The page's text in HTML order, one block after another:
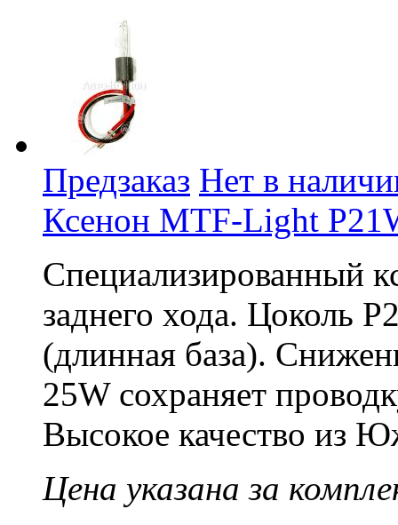
Предзаказ Нет в
Ксенон MTF-Light
Специализированный
заднего хода. Цоколь
(длинная база).
25W сохраняет
Высокое качество из
Цена указана за